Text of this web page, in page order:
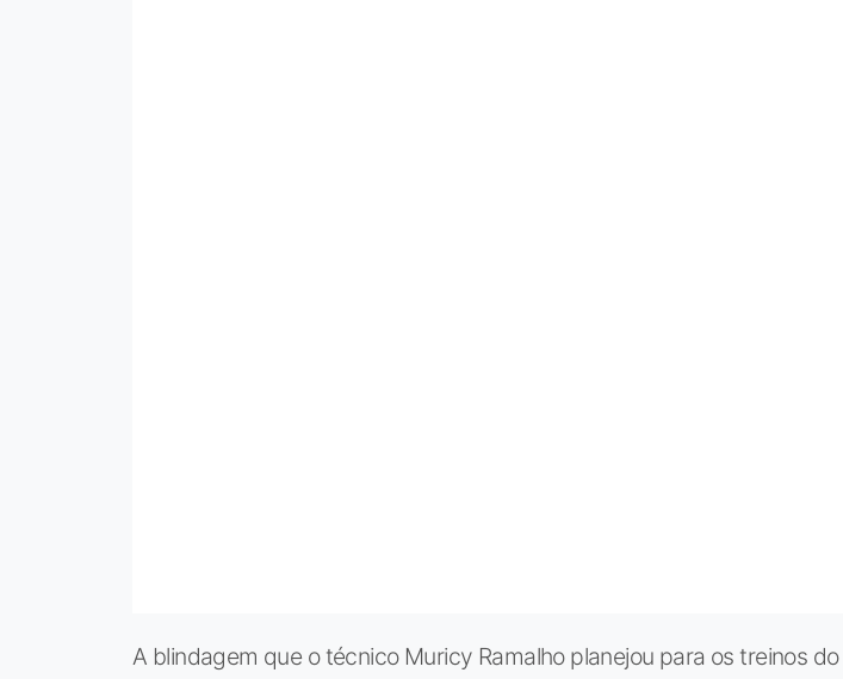
A blindagem que o técnico Muricy Ramalho planejou para os treinos do